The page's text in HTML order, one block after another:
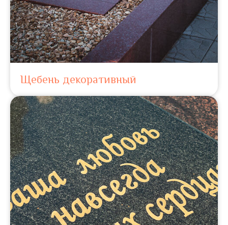
Щебень декоративный